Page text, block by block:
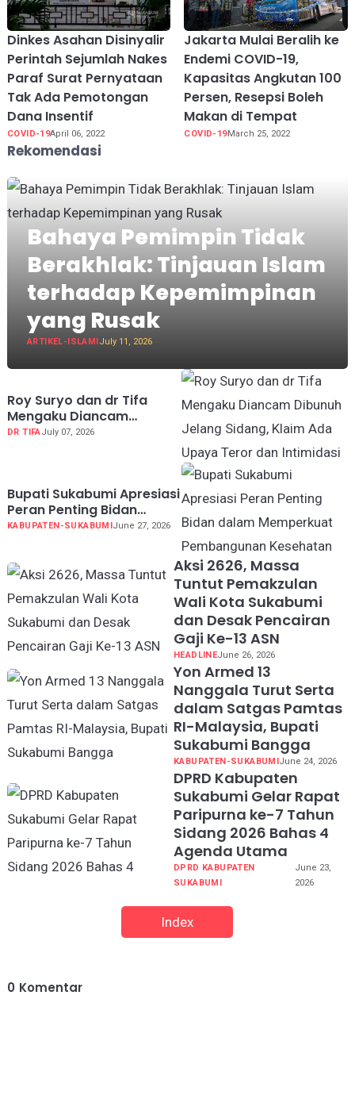
Dinkes Asahan Disinyalir
Perintah Sejumlah Nakes
Paraf Surat Pernyataan
Tak Ada Pemotongan
Dana Insentif
COVID-19April 06, 2022
Jakarta Mulai Beralih ke
Endemi COVID-19,
Kapasitas Angkutan 100
Persen, Resepsi Boleh
Makan di Tempat
COVID-19March 25, 2022
Rekomendasi
Bahaya Pemimpin Tidak
Berakhlak: Tinjauan Islam
terhadap Kepemimpinan
yang Rusak
ARTIKEL-ISLAMIJuly 11, 2026
Roy Suryo dan dr Tifa
Mengaku Diancam
Dibunuh Jelang Sidang,
DR TIFAJuly 07, 2026
Bupati Sukabumi Apresiasi
Peran Penting Bidan
dalam Memperkuat
KABUPATEN-SUKABUMIJune 27, 2026
Aksi 2626, Massa
Tuntut Pemakzulan
Wali Kota Sukabumi
dan Desak Pencairan
Gaji Ke-13 ASN
HEADLINEJune 26, 2026
Yon Armed 13
Nanggala Turut Serta
dalam Satgas Pamtas
RI-Malaysia, Bupati
Sukabumi Bangga
KABUPATEN-SUKABUMI June 24, 2026
DPRD Kabupaten
Sukabumi Gelar Rapat
Paripurna ke-7 Tahun
Sidang 2026 Bahas 4
Agenda Utama
DPRD KABUPATEN
SUKABUMI
June 23,
2026
Index
0 Komentar